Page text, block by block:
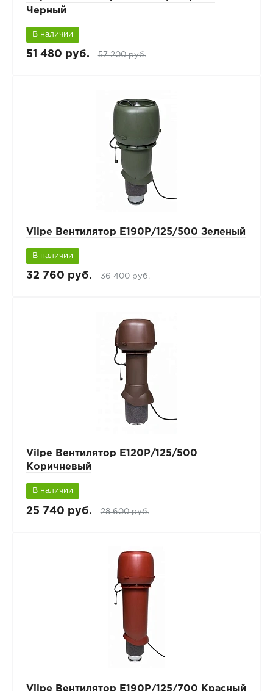
Черный
В наличии
51 480 руб. 57 200 руб.
Vilpe Вентилятор Е190Р/125/500 Зеленый
В наличии
32 760 руб. 36 400 руб.
Vilpe Вентилятор Е120Р/125/500
Коричневый
В наличии
25 740 руб. 28 600 руб.
Vilpe Вентилятор Е190Р/125/700 Красный